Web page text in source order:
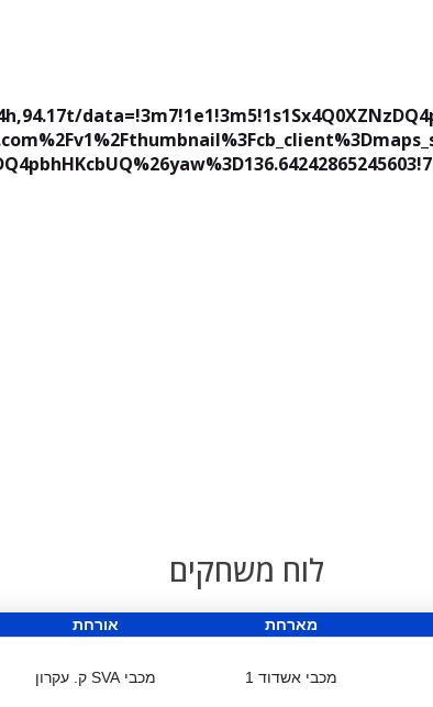
לוח משחקים
מארחת אורחת
מכבי אשדוד 1 מכבי SVA ק. עקרון